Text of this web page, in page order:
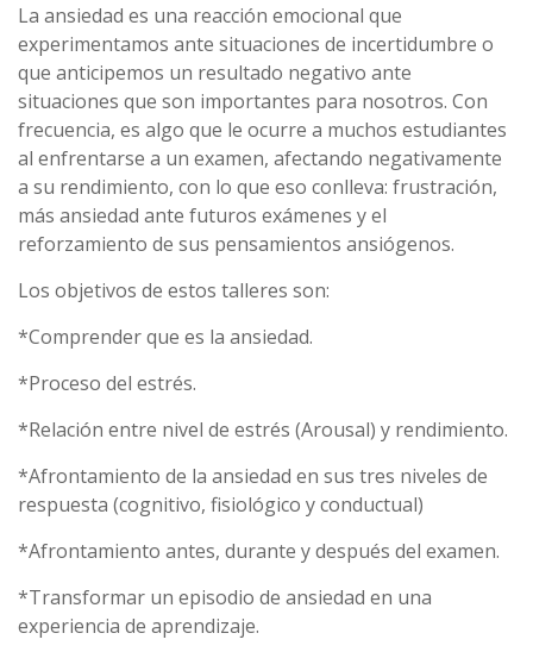
La ansiedad es una reacción emocional que
experimentamos ante situaciones de incertidumbre o
que anticipemos un resultado negativo ante
situaciones que son importantes para nosotros. Con
frecuencia, es algo que le ocurre a muchos estudiantes
al enfrentarse a un examen, afectando negativamente
a su rendimiento, con lo que eso conlleva: frustración,
más ansiedad ante futuros exámenes y el
reforzamiento de sus pensamientos ansiógenos.
Los objetivos de estos talleres son:
*Comprender que es la ansiedad.
*Proceso del estrés.
*Relación entre nivel de estrés (Arousal) y rendimiento.
*Afrontamiento de la ansiedad en sus tres niveles de
respuesta (cognitivo, fisiológico y conductual)
*Afrontamiento antes, durante y después del examen.
*Transformar un episodio de ansiedad en una
experiencia de aprendizaje.